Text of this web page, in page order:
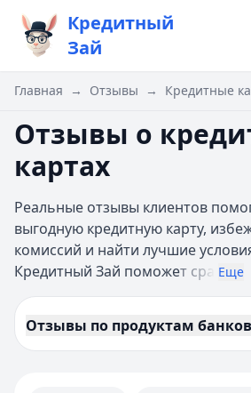
Кредитный
Зай
Главная → Отзывы → Кредитные
Отзывы о
картах
Реальные отзывы клиентов
выгодную кредитную карту,
комиссий и найти лучшие
Кредитный Зай поможет сра Еще
Отзывы по продуктам банков